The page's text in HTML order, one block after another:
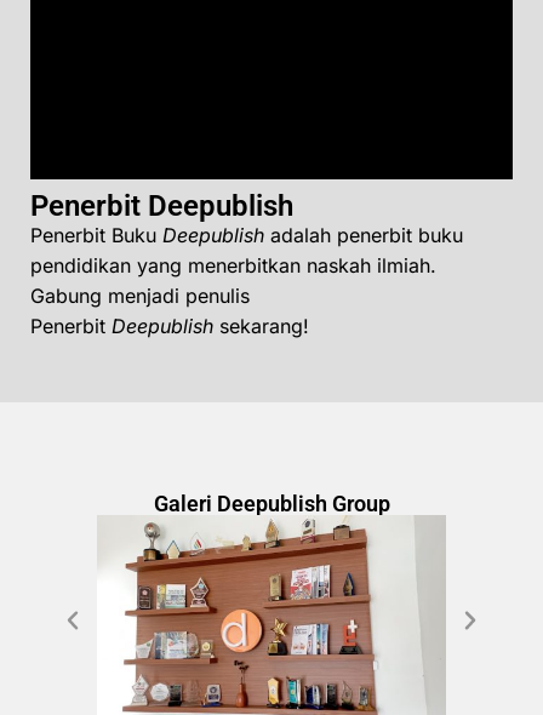
Penerbit Deepublish
Penerbit Buku Deepublish adalah penerbit buku
pendidikan yang menerbitkan naskah ilmiah.
Gabung menjadi penulis
Penerbit Deepublish sekarang!
Galeri Deepublish Group